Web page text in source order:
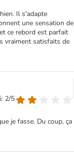
Il s'adapte
une sensation de
ce rebord est parfait
vraiment satisfaits de
2/5
je fasse. Du coup, ça